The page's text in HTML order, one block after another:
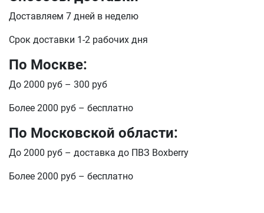
Доставляем 7 дней в неделю
Срок доставки 1-2 рабочих дня
По Москве:
До 2000 руб – 300 руб
Более 2000 руб – бесплатно
По Московской области:
До 2000 руб – доставка до ПВЗ Boxberry
Более 2000 руб – бесплатно
E-mail
отправить